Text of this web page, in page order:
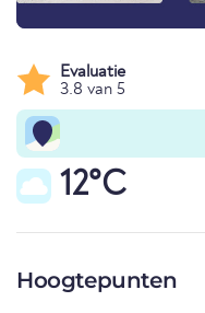
Evaluatie
3.8 van 5
12°C
Hoogtepunten